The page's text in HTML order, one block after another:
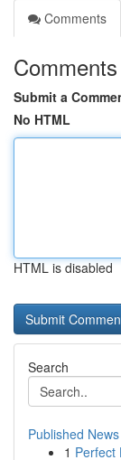
Comments
Comments
Submit a
No HTML
HTML is disabled
Search
Published News
1 Perfect